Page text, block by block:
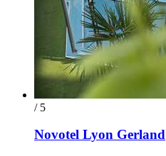
/ 5
Novotel Lyon Gerland